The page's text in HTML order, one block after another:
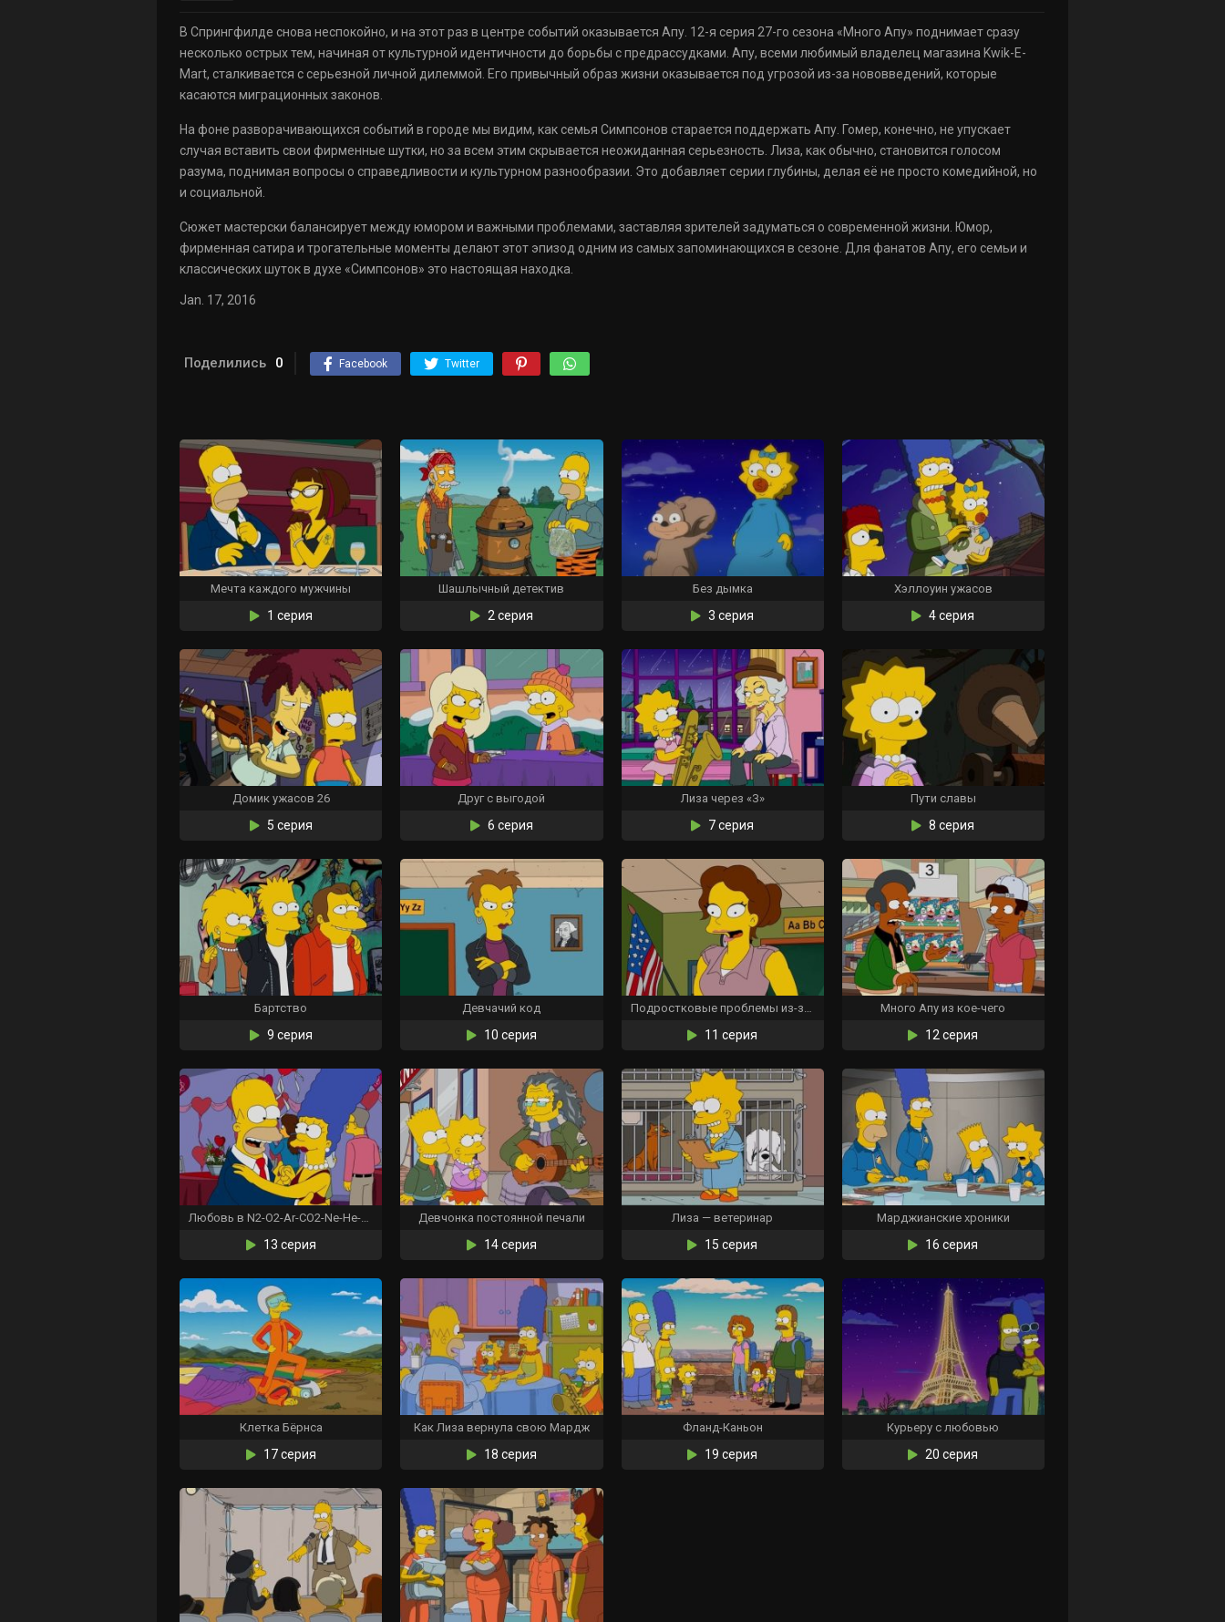
В Спрингфилде снова неспокойно, и на этот раз в центре событий оказывается Апу. 12-я серия 27-го сезона «Много Апу» поднимает сразу
несколько острых тем, начиная от культурной идентичности до борьбы с предрассудками. Апу, всеми любимый владелец магазина Kwik-E-
Mart, сталкивается с серьезной личной дилеммой. Его привычный образ жизни оказывается под угрозой из-за нововведений, которые
касаются миграционных законов.
На фоне разворачивающихся событий в городе мы видим, как семья Симпсонов старается поддержать Апу. Гомер, конечно, не упускает
случая вставить свои фирменные шутки, но за всем этим скрывается неожиданная серьезность. Лиза, как обычно, становится голосом
разума, поднимая вопросы о справедливости и культурном разнообразии. Это добавляет серии глубины, делая её не просто комедийной, но
и социальной.
Сюжет мастерски балансирует между юмором и важными проблемами, заставляя зрителей задуматься о современной жизни. Юмор,
фирменная сатира и трогательные моменты делают этот эпизод одним из самых запоминающихся в сезоне. Для фанатов Апу, его семьи и
классических шуток в духе «Симпсонов» это настоящая находка.
Jan. 17, 2016
Поделились 0 Facebook Twitter
Мечта каждого мужчины
1 серия
Шашлычный детектив
2 серия
Без дымка
3 серия
Хэллоуин ужасов
4 серия
Домик ужасов 26
5 серия
Друг с выгодой
6 серия
Лиза через «З»
7 серия
Пути славы
8 серия
Бартство
9 серия
Девчачий код
10 серия 11 серия
Много Апу из кое-чего
12 серия
13 серия
Девчонка постоянной печали
14 серия
Лиза — ветеринар
15 серия
Марджианские хроники
16 серия
Клетка Бёрнса
17 серия
Как Лиза вернула свою Мардж
18 серия
Фланд-Каньон
19 серия
Курьеру с любовью
20 серия